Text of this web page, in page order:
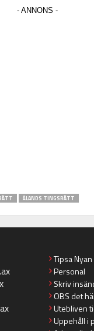
ÅLANDS TINGSRÄTT
Tipsa Nyan
Personal
Skriv
OBS det
Utebliven
Uppehåll i